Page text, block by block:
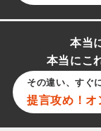
本当
本当にこ
その違い、すぐ
提言攻め！オ